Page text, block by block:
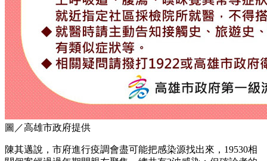
圖／高雄市政府提供
陳其邁說，市府進行疫調會盡可能把感染源找出來，19530相